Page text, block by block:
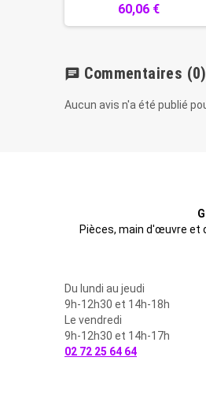
60,06 €
chat Commentaires (0)
Aucun avis n'a été publié
Pièces, main d'œuvre et
Du lundi au jeudi
9h-12h30 et 14h-18h
Le vendredi
9h-12h30 et 14h-17h
02 72 25 64 64